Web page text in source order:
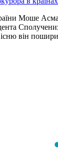
Моше
він